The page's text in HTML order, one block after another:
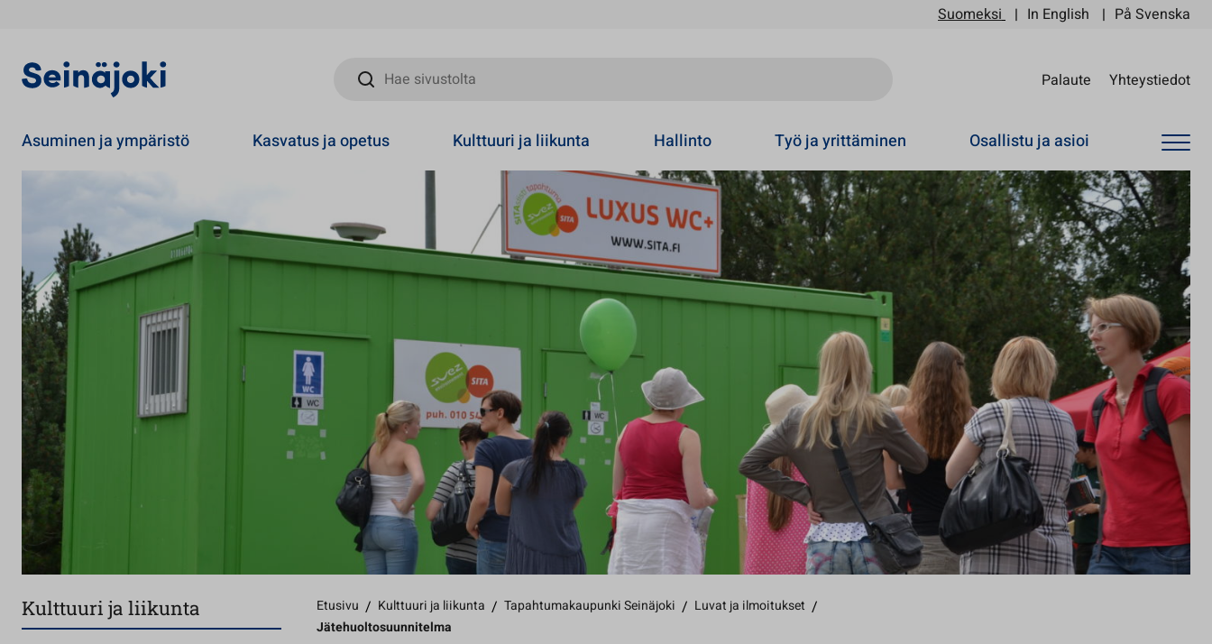
Suomeksi In English På Svenska
Hae sivustolta
Palaute Yhteystiedot
Asuminen ja ympäristö Kasvatus ja opetus Kulttuuri ja liikunta Hallinto Työ ja yrittäminen Osallistu ja asioi
Kulttuuri ja liikunta Etusivu / Kulttuuri ja liikunta / Tapahtumakaupunki Seinäjoki / Luvat ja ilmoitukset /
Jätehuoltosuunnitelma